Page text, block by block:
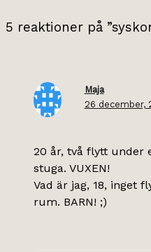
5 reaktioner på
Maja
26 december,
20 år, två flytt under
stuga. VUXEN!
Vad är jag, 18, inget
rum. BARN! ;)